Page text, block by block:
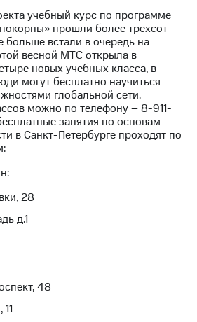
учебный курс по программе
прошли более трехсот
больше встали в очередь на
весной МТС открыла в
новых учебных класса, в
могут бесплатно научиться
глобальной сети.
можно по телефону – 8-911-
занятия по основам
в Санкт-Петербурге проходят по
28
д.1
48